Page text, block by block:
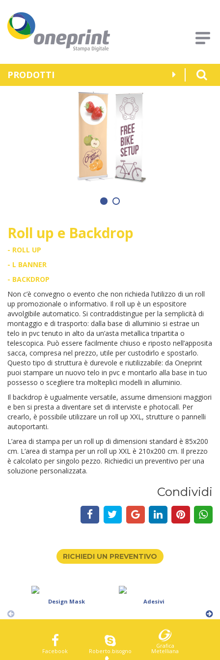
PRODOTTI
Roll up e Backdrop
- ROLL UP
- L BANNER
- BACKDROP
Non c’è convegno o evento che non richieda l’utilizzo di un roll
up promozionale o informativo. Il roll up è un espositore
avvolgibile automatico. Si contraddistingue per la semplicità di
montaggio e di trasporto: dalla base di alluminio si estrae un
telo in pvc tenuto in alto da un’asta metallica tripartita o
telescopica. Può essere facilmente chiuso e riposto nell’apposita
sacca, compresa nel prezzo, utile per custodirlo e spostarlo.
Questo tipo di struttura è durevole e riutilizzabile: da Oneprint
puoi stampare un nuovo telo in pvc e montarlo alla base in tuo
possesso o scegliere tra molteplici modelli in alluminio.
Il backdrop è ugualmente versatile, assume dimensioni maggiori
e ben si presta a diventare set di interviste e photocall. Per
crearlo, è possibile utilizzare un roll up XXL, strutture o pannelli
autoportanti.
L’area di stampa per un roll up di dimensioni standard è 85x200
cm. L’area di stampa per un roll up XXL è 210x200 cm. Il prezzo
è calcolato per singolo pezzo. Richiedici un preventivo per una
soluzione personalizzata.
Condividi
RICHIEDI UN PREVENTIVO
Design Mask Adesivi
Facebook Roberto.bisogno
Grafica
Metelliana